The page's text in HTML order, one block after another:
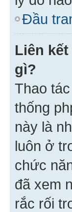
Đầu
Liên
gì?
Thao
thống
này là
luôn ở
chức
đã xem
rắc rối